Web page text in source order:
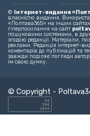
Головний редактор –
Технічна підтримка –
Реклама на сайті –
Головна
Інтернет-видання
власністю видання.
«Полтава365» на інших сайтах
гіперпосилання на сайт
пошуковими системами, в
згодою редакції. Матеріали,